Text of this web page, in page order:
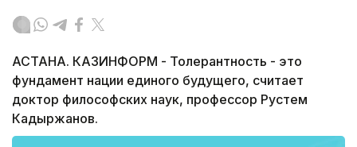
АСТАНА. КАЗИНФОРМ - Толерантность - это
фундамент нации единого будущего, считает
доктор философских наук, профессор Рустем
Кадыржанов.